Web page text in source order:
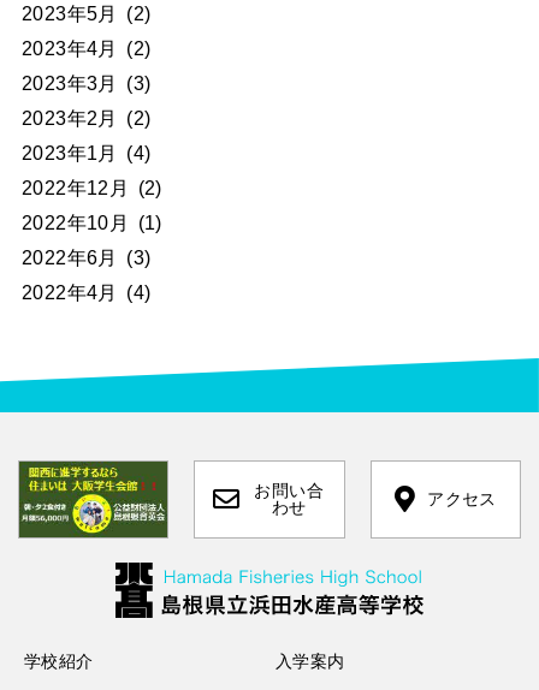
2023年5月
(2)
2023年4月
(2)
2023年3月
(3)
2023年2月
(2)
2023年1月
(4)
2022年12月
(2)
2022年10月
(1)
2022年6月
(3)
2022年4月
(4)
お問い合
わせ
アクセス
学校紹介 入学案内